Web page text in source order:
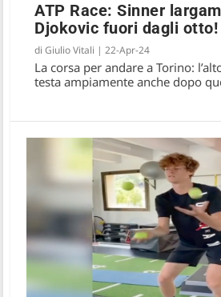
ATP Race: Alcaraz
Sinner, quinto Musetti
ATP Race: Sinner
Djokovic fuori dagli otto!
diGiulio Vitali |22-Apr-24
La corsa per andare a Torino:
testa ampiamente anche dopo